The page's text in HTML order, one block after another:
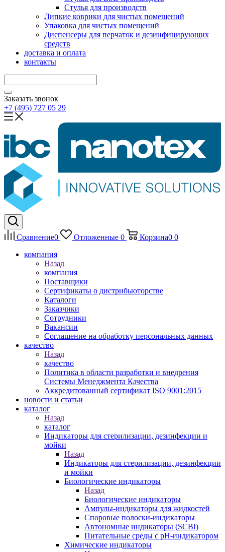
Стулья для производств
Липкие коврики для чистых помещений
Упаковка для чистых помещений
Диспенсеры для перчаток и дезинфицирующих
средств
доставка и оплата
контакты
Заказать звонок
+7 (495) 727 05 29
Сравнение0 Отложенные 0 Корзина0 0
компания
Назад
компания
Поставщики
Сертификаты о дистрибьюторстве
Каталоги
Заказчики
Сотрудники
Вакансии
Соглашение на обработку персональных данных
качество
Назад
качество
Политика в области разработки и внедрения
Системы Менеджмента Качества
Аккредитованный сертификат ISO 9001:2015
новости и статьи
каталог
Назад
каталог
Индикаторы для стерилизации, дезинфекции и
мойки
Назад
Индикаторы для стерилизации, дезинфекции
и мойки
Биологические индикаторы
Назад
Биологические индикаторы
Ампулы-индикаторы для жидкостей
Споровые полоски-индикаторы
Автономные индикаторы (SCBI)
Питательные среды с рН-индикатором
Химические индикаторы